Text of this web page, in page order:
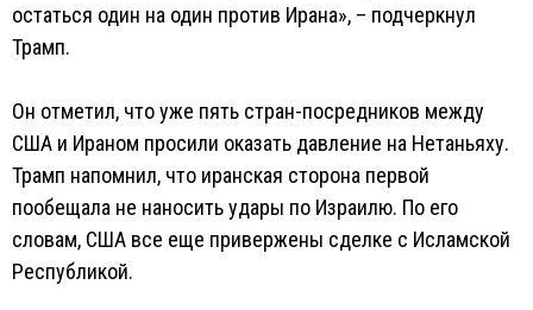
остаться один на один против Ирана», – подчеркнул
Трамп.
Он отметил, что уже пять стран-посредников между
США и Ираном просили оказать давление на Нетаньяху.
Трамп напомнил, что иранская сторона первой
пообещала не наносить удары по Израилю. По его
словам, США все еще привержены сделке с Исламской
Республикой.